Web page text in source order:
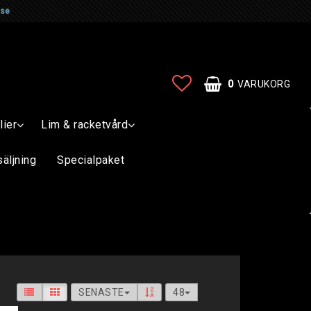
0 VARUKORG
Lim & racketvård
Specialpaket
SENASTE 48